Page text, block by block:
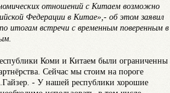
отношений с Китаем возможно
Федерации в Китае»,- об этом заявил
итогам встречи с временным поверенным в
Коми и Китаем были ограниченны
Сейчас мы стоим на пороге
- У нашей республики хорошие